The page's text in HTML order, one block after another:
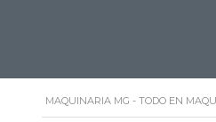
MAQUINARIA MG - TODO EN